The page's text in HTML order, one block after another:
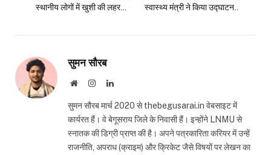
स्थानीय लोगों में खुशी की लहर…
स्वास्थ्य मंत्री ने किया उद्घाटन..
सुमन सौरब
WebsiteInstagramLinkedIn
सुमन सौरब मार्च 2020 से thebegusarai.in वेबसाइट में
कार्यरत हैं। वे बेगूसराय जिले के निवासी हैं। इन्होंने LNMU से
स्नातक की डिग्री प्राप्त की है। अपने पत्रकारिता करियर में उन्हें
राजनीति, अपराध (क्राइम) और क्रिकेट जैसे विषयों पर लेखन का